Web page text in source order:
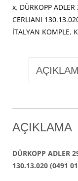
x, DÜRKOPP
CERLIANI
İTALYAN KOMPLE,
AÇIKLAMA
DÜRKOPP ADLER
130.13.020 (0491